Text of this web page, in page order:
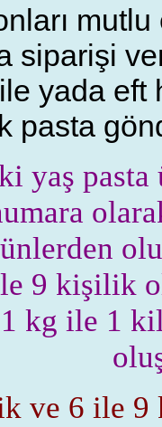
siparişi
ile yada
pasta
yaş
9 kişilik
1 kg ile 1
ve 6 ile 9